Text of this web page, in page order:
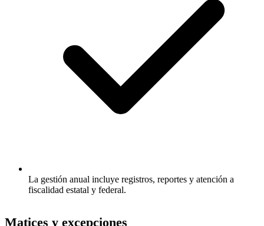
La gestión anual incluye registros, reportes y atención a
fiscalidad estatal y federal.
Matices y excepciones